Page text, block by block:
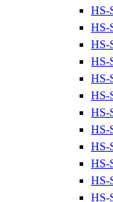
HS-
HS-
HS-
HS-
HS-
HS-
HS-
HS-
HS-
HS-
HS-
HS-